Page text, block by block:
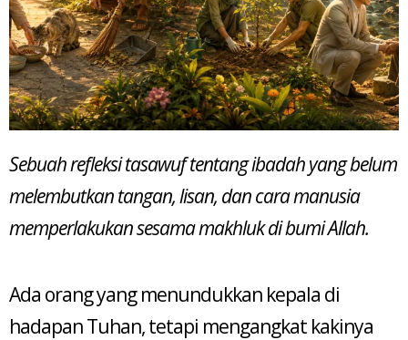
Sebuah refleksi tasawuf tentang ibadah yang belum
melembutkan tangan, lisan, dan cara manusia
memperlakukan sesama makhluk di bumi Allah.
Ada orang yang menundukkan kepala di
hadapan Tuhan, tetapi mengangkat kakinya